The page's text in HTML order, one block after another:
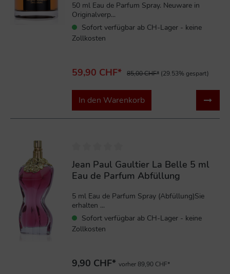
50 ml Eau de Parfum Spray. Neuware in
Originalverp...
Sofort verfügbar ab CH-Lager - keine
Zollkosten
59,90 CHF* 85,00 CHF* (29.53% gespart)
In den Warenkorb
Jean Paul Gaultier La Belle 5 ml
Eau de Parfum Abfüllung
5 ml Eau de Parfum Spray (Abfüllung)Sie
erhalten ...
Sofort verfügbar ab CH-Lager - keine
Zollkosten
9,90 CHF* vorher 89,90 CHF*